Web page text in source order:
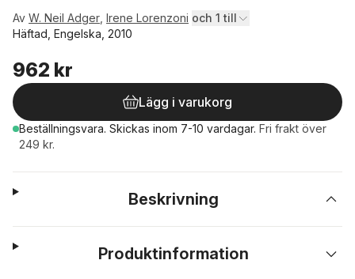
Av W. Neil Adger Irene Lorenzoni och 1 till
Häftad, Engelska, 2010
962 kr
Lägg i varukorg
Beställningsvara. Skickas inom 7-10 vardagar. Fri frakt över
249 kr.
Beskrivning
Produktinformation